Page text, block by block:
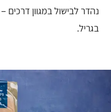
נהדר לבישול במגוון
בגריל.